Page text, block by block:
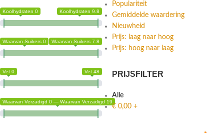
Waarvan Verzadigd 0 — Waarvan Verzadigd 19
Populariteit
Gemiddelde waardering
Nieuwheid
Prijs: laag naar hoog
Alle